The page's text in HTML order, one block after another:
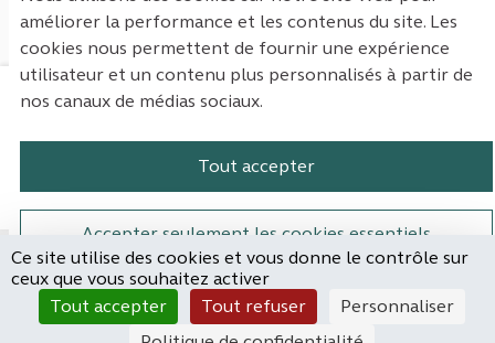
améliorer la performance et les contenus du site. Les
cookies nous permettent de fournir une expérience
utilisateur et un contenu plus personnalisés à partir de
nos canaux de médias sociaux.
Tout accepter
Accepter seulement les cookies essentiels
Paramètres
Voir toutes les propositions retirées
Mentions légales
Paramètres des cookies
Plateforme de participation de la
Plateforme de participation de la
Plateforme de participation
Plateforme de
Site réalisé par
Open Source Politics
(Lien externe)
grâce aulogiciel libre
Ce site utilise des cookies et vous donne le contrôle sur
ceux que vous souhaitez activer
Tout accepter
Tout refuser
Personnaliser